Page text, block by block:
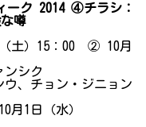
ーク 2014 ④チラシ：
噂
土）15：00 ② 10月
シク
、チョン・ジニョン
月1日（水）